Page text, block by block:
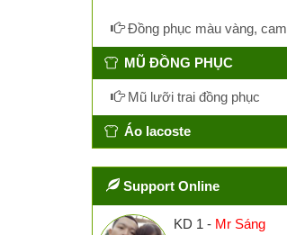
Đồng phục màu vàng, cam
MŨ ĐỒNG PHỤC
Mũ lưỡi trai đồng phục
Áo lacoste
Support Online
KD 1 - Mr Sáng